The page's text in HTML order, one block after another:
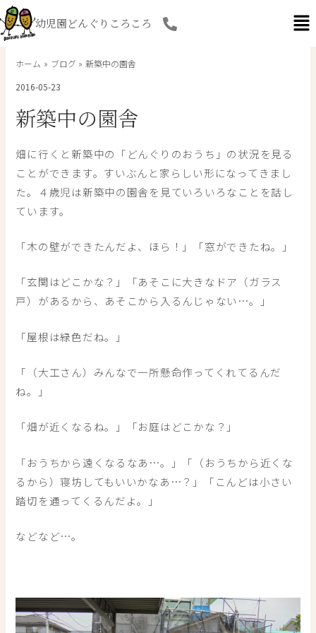
内
容
を
幼児園どんぐりころころ
ホーム ブログ
新築中の園舎
2016-05-23
新築中の園舎
畑に行くと新築中の「どんぐりのおうち」の状況を見る
ことができます。すいぶんと家らしい形になってきまし
た。４歳児は新築中の園舎を見ていろいろなことを話し
ています。
「木の壁ができたんだよ、ほら！」「窓ができたね。」
「玄関はどこかな？」「あそこに大きなドア（ガラス
戸）があるから、あそこから入るんじゃない…。」
「屋根は緑色だね。」
「（大工さん）みんなで一所懸命作ってくれてるんだ
ね。」
「畑が近くなるね。」「お庭はどこかな？」
「おうちから遠くなるなあ…。」「（おうちから近くな
るから）寝坊してもいいかなあ…？」「こんどは小さい
踏切を通ってくるんだよ。」
などなど…。